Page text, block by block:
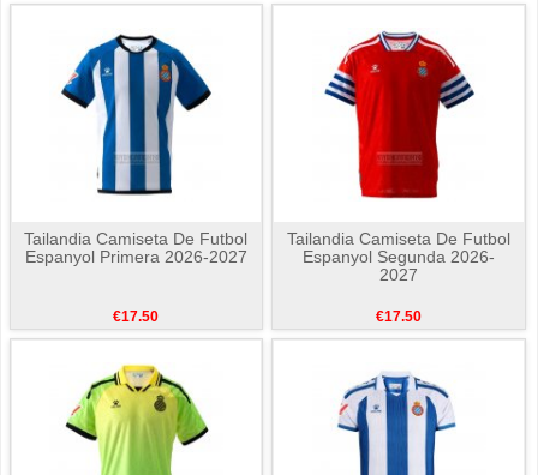
Tailandia Camiseta De Futbol
Espanyol Primera 2026-2027
€17.50
Tailandia Camiseta De Futbol
Espanyol Segunda 2026-
2027
€17.50